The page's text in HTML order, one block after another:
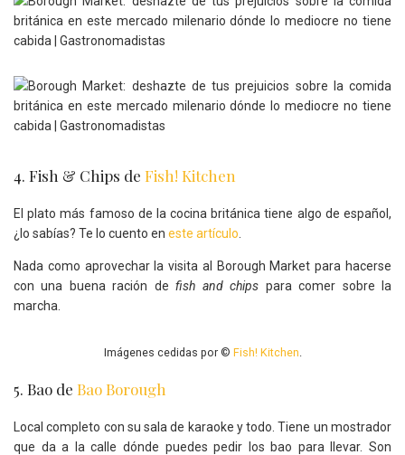
4. Fish & Chips de Fish! Kitchen
El plato más famoso de la cocina británica tiene algo de español,
¿lo sabías? Te lo cuento en este artículo
Nada como aprovechar la visita al Borough Market para hacerse
con una buena ración defish and chips para comer sobre la
marcha.
Imágenes cedidas por © Fish! Kitchen
5. Bao de Bao Borough
Local completo con su sala de karaoke y todo. Tiene un mostrador
que da a la calle dónde puedes pedir los bao para llevar. Son